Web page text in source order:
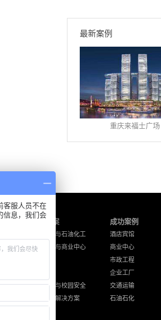
最新案例
重庆来福士广场
解决方案
工厂企业与石油化工
酒店宾馆与商业中心
住宅小区与校园安全
其他应用解决方案
成功案例
酒店宾馆
商业中心
市政工程
企业工厂
交通运输
石油石化
客服人员不在
信息，我们会